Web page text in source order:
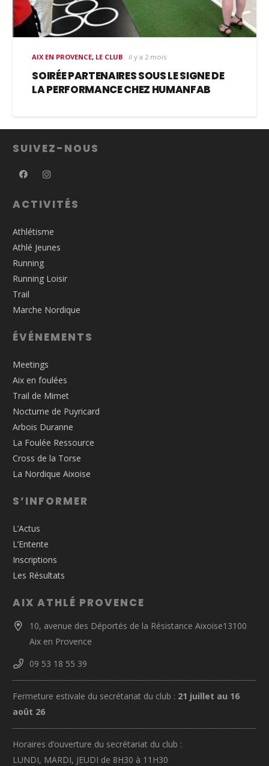
AIX EN PROVENCE, LE CLUB il y a 2 mois
SOIRÉE PARTENAIRES SOUS LE SIGNE DE
LA PERFORMANCE CHEZ HUMANFAB
SUIVEZ-NOUS
ACTIVITÉS
Athlétisme
Athlé Jeunes
Running
Running Loisir
Trail
Marche Nordique
ÉVÉNEMENTS
Meetings
Aix en foulées
Trail de Mimet
Nocturne de Puyricard
Arbois Duranne
La Foulée Ressource
Cross de la Torse
La Nordique Aixoise
S’INFORMER
L’Actus
L’Entente
Inscriptions
Les Résultats
AIX ATHLÉ PROVENCE
10, avenue des Déportés de la Résistance Aixoise13100
Aix en Provence
09 53 18 55 39
Fermeture estivale du secrétariat du club : 21 juillet au 16
août 26
Horaires d’ouverture du secrétariat du club :
LUNDI, MARDI, JEUDI de 8H30 à 11H30